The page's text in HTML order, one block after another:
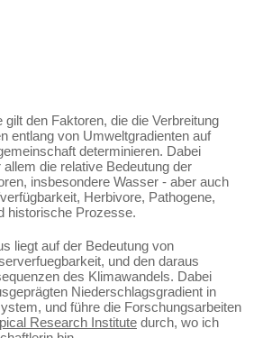
den Faktoren, die die Verbreitung
entlang von Umweltgradienten auf
determinieren. Dabei
die relative Bedeutung der
insbesondere Wasser - aber auch
Herbivore, Pathogene,
historische Prozesse.
liegt auf der Bedeutung von
und den daraus
des Klimawandels. Dabei
Niederschlagsgradient in
und führe die Forschungsarbeiten
Research Institute durch, wo ich